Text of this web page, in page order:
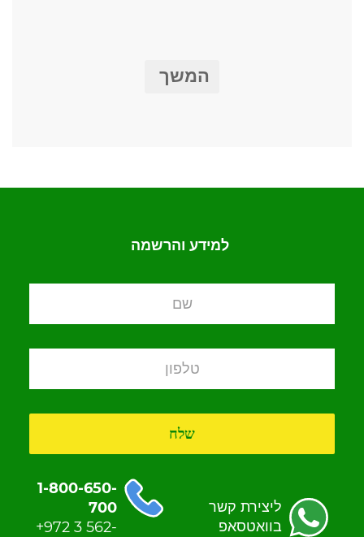
המשך
למידע והרשמה
ליצירת קשר
בוואטסאפ
1-800-650-
700
+972 3 562-